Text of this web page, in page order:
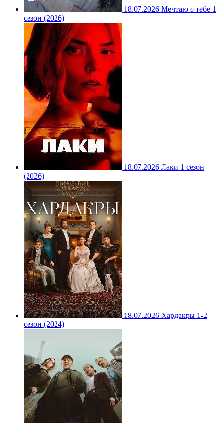
18.07.2026 Мечтаю о тебе 1
сезон (2026)
18.07.2026 Лаки 1 сезон
(2026)
18.07.2026 Хардакры 1-2
сезон (2024)